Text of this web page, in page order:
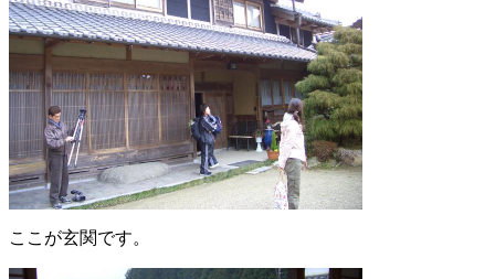
ここが玄関です。